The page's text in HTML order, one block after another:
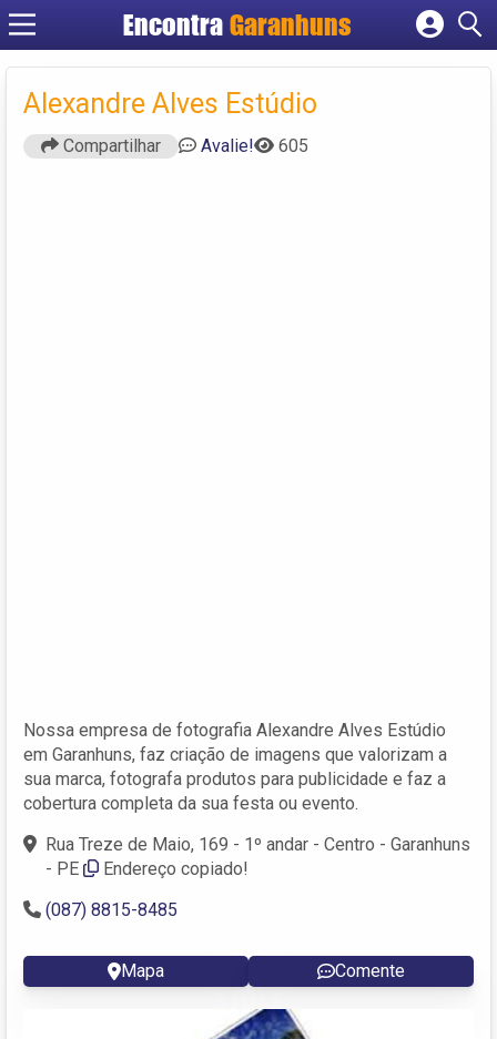
EncontraGaranhuns
Cadastrar empresa
Criar conta
Alexandre Alves Estúdio
Compartilhar Avalie! 605
Nossa empresa de fotografia Alexandre Alves Estúdio
em Garanhuns, faz criação de imagens que valorizam a
sua marca, fotografa produtos para publicidade e faz a
cobertura completa da sua festa ou evento.
Rua Treze de Maio, 169 - 1º andar - Centro - Garanhuns
- PE
Endereço copiado!
(087) 8815-8485
Mapa Comente